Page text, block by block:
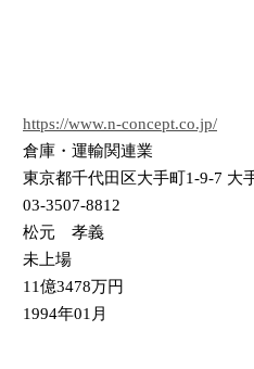
https://www.n-concept.co.jp/
倉庫・運輸関連業
東京都千代田区大手町1-9-7 大
03-3507-8812
松元 孝義
未上場
11億3478万円
1994年01月